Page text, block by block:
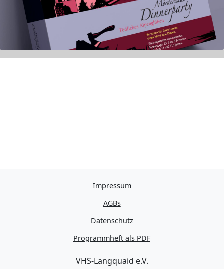
Impressum
AGBs
Datenschutz
Programmheft als PDF
VHS-Langquaid e.V.